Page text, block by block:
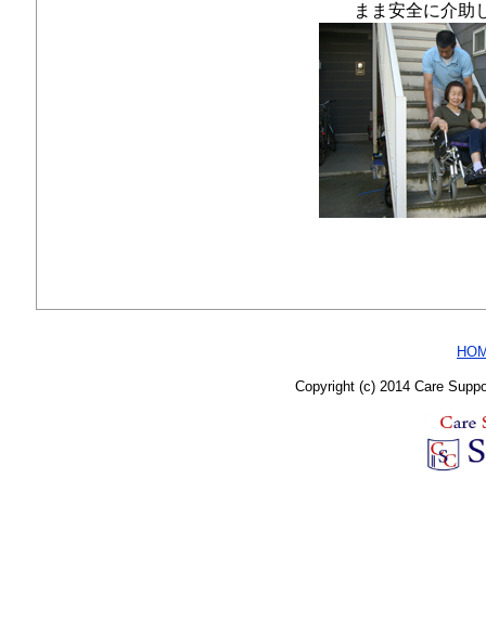
まま安全に介助
Copyright (c) 2014 Care